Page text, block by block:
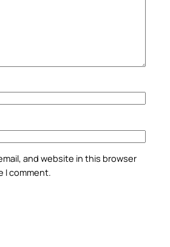
and website in this browser
I comment.